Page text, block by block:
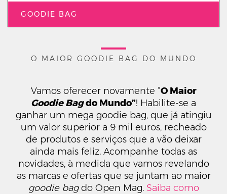
GOODIE BAG
O MAIOR GOODIE BAG DO MUNDO
Vamos oferecer novamente “O Maior
Goodie Bagdo Mundo”! Habilite-se a
ganhar um mega goodie bag, que já atingiu
um valor superior a 9 mil euros, recheado
de produtos e serviços que a vão deixar
ainda mais feliz. Acompanhe todas as
novidades, à medida que vamos revelando
as marcas e ofertas que se juntam ao maior
goodie bagdo Open Mag. Saiba como